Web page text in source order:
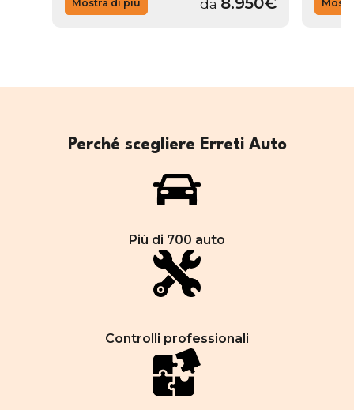
Mostra di più da
Perché scegliere Erreti Auto
Più di 700 auto
Controlli professionali